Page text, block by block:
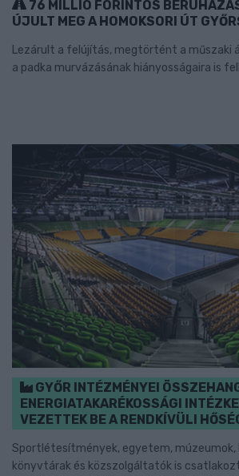
76 MILLIÓ FORINTOS
ÚJULT MEG A HOMOKSORI ÚT
Lezárult a felújítás, megtörtént a műszaki
a padka murvázásának hiányosságaira is
GYŐR INTÉZMÉNYEI
ENERGIATAKARÉKOSSÁGI
VEZETTEK BE A RENDKÍVÜLI
Sportlétesítmények, egyetem, múzeumok,
könyvtárak és közszolgáltatók is